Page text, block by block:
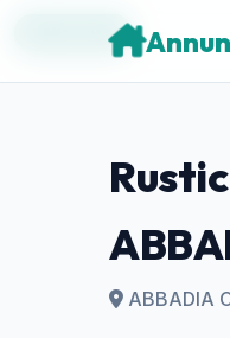
IN VENDITA
ABBADIA